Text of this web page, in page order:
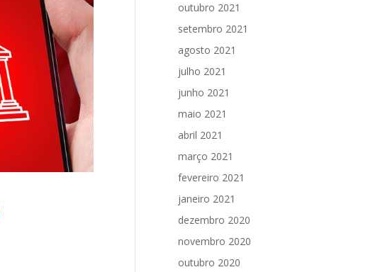
outubro 2021
setembro 2021
agosto 2021
julho 2021
junho 2021
maio 2021
abril 2021
março 2021
fevereiro 2021
janeiro 2021
dezembro 2020
novembro 2020
outubro 2020